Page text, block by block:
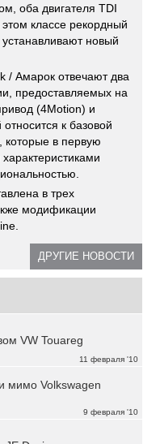
оба двигателя TDI
классе рекордный
новый
/ Амарок отвечают два
предоставляемых на
(4Motion) и
к базовой
которые в первую
в трех
модификации
ДРУГИЕ НОВОСТИ
11 февраля '10
VW Touareg
9 февраля '10
мимо Volkswagen